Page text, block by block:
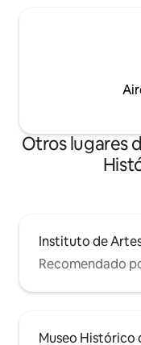
Otros lugares
Instituto de
Recomendado
Museo Histórico